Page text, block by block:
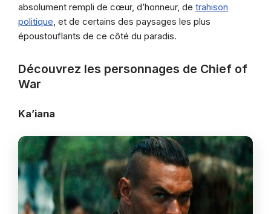
absolument rempli de cœur, d’honneur, de trahison
politique, et de certains des paysages les plus
époustouflants de ce côté du paradis.
Découvrez les personnages de Chief of
War
Ka’iana